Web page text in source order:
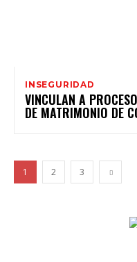
INSEGURIDAD
VINCULAN A
DE MATRIMONIO DE
1 2 3